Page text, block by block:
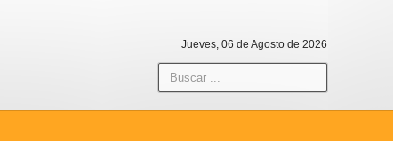
Jueves, 06 de Agosto de 2026